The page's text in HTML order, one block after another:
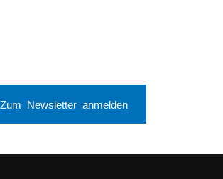
Zum Newsletter anmelden